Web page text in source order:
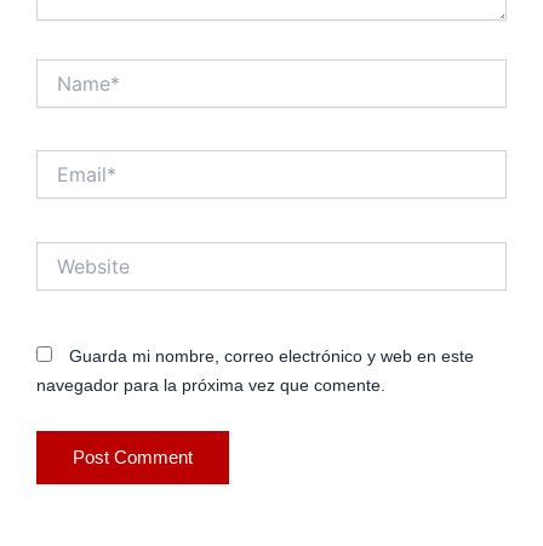
Guarda mi nombre, correo electrónico y web en este
navegador para la próxima vez que comente.